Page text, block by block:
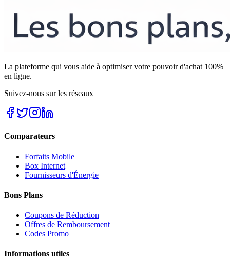
La plateforme qui vous aide à optimiser votre pouvoir d'achat 100%
en ligne.
Suivez-nous sur les réseaux
Comparateurs
Forfaits Mobile
Box Internet
Fournisseurs d'Énergie
Bons Plans
Coupons de Réduction
Offres de Remboursement
Codes Promo
Informations utiles